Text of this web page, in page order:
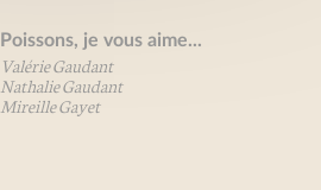
Poissons, je vous aime...
Valérie Gaudant
Nathalie Gaudant
Mireille Gayet